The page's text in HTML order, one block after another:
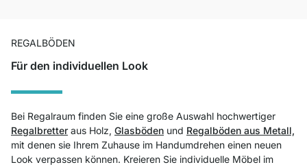
REGALBÖDEN
Für den individuellen Look
Bei Regalraum finden Sie eine große Auswahl hochwertiger
Regalbretter aus Holz, Glasböden und Regalböden aus Metall,
mit denen sie Ihrem Zuhause im Handumdrehen einen neuen
Look verpassen können. Kreieren Sie individuelle Möbel im